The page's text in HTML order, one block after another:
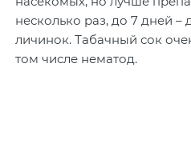
несколько раз, до 7 дней –
личинок. Табачный сок
том числе нематод.